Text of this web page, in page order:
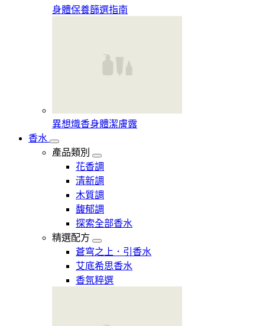
身體保養篩選指南
異想熾香身體潔膚露
香水
產品類別
花香調
清新調
木質調
馥郁調
探索全部香水
精選配方
蒼穹之上．引香水
艾底希思香水
香氛粹選